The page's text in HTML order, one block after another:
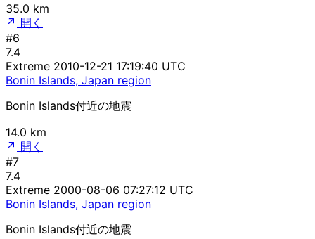
35.0 km
開く
#6
7.4
Extreme 2010-12-21 17:19:40 UTC
Bonin Islands, Japan region
Bonin Islands付近の地震
14.0 km
開く
#7
7.4
Extreme 2000-08-06 07:27:12 UTC
Bonin Islands, Japan region
Bonin Islands付近の地震